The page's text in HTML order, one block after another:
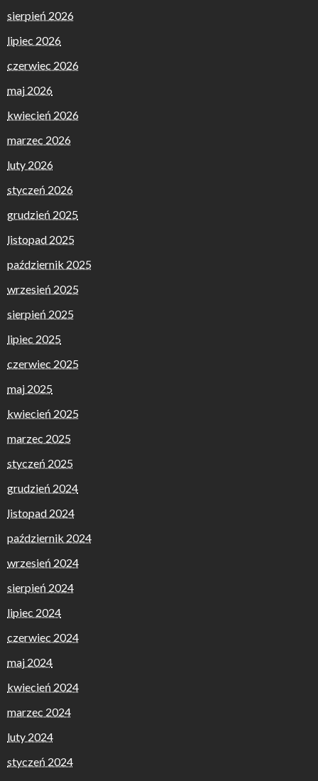
sierpień 2026
lipiec 2026
czerwiec 2026
maj 2026
kwiecień 2026
marzec 2026
luty 2026
styczeń 2026
grudzień 2025
listopad 2025
październik 2025
wrzesień 2025
sierpień 2025
lipiec 2025
czerwiec 2025
maj 2025
kwiecień 2025
marzec 2025
styczeń 2025
grudzień 2024
listopad 2024
październik 2024
wrzesień 2024
sierpień 2024
lipiec 2024
czerwiec 2024
maj 2024
kwiecień 2024
marzec 2024
luty 2024
styczeń 2024